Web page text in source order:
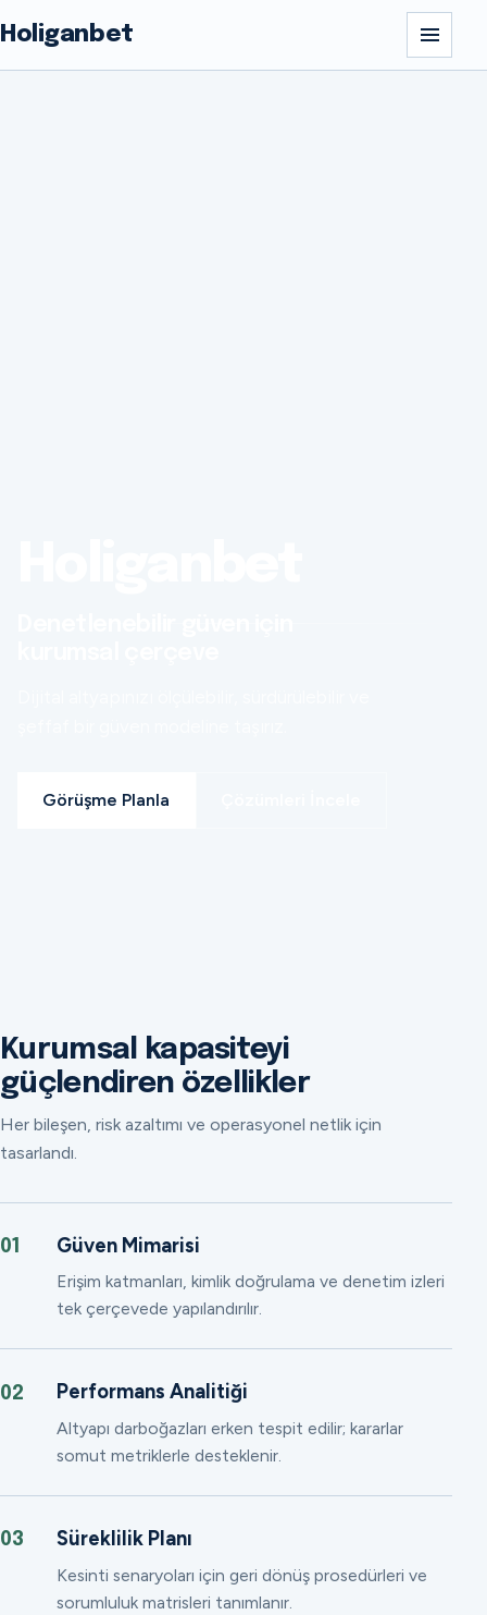
Holiganbet
Görüşme Planla
Kurumsal kapasiteyi
güçlendiren özellikler
Her bileşen, risk azaltımı ve operasyonel netlik için
tasarlandı.
01 Güven Mimarisi
Erişim katmanları, kimlik doğrulama ve denetim izleri
tek çerçevede yapılandırılır.
02 Performans Analitiği
Altyapı darboğazları erken tespit edilir; kararlar
somut metriklerle desteklenir.
03 Süreklilik Planı
Kesinti senaryoları için geri dönüş prosedürleri ve
sorumluluk matrisleri tanımlanır.